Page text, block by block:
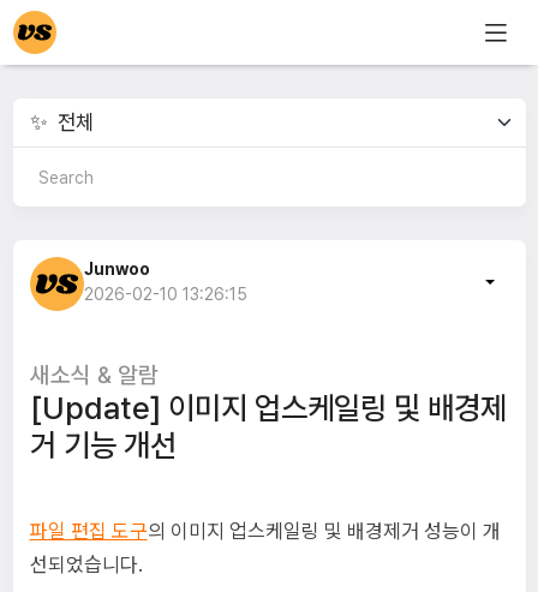
Junwoo
2026-02-10 13:26:15
새소식 & 알람
[Update] 이미지 업스케일링 및 배경제
거 기능 개선
파일 편집 도구의 이미지 업스케일링 및 배경제거 성능이 개
선되었습니다.